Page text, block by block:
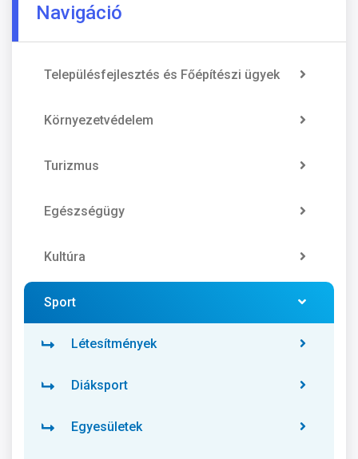
Navigáció
Településfejlesztés és Főépítészi ügyek
Környezetvédelem
Turizmus
Egészségügy
Kultúra
Sport
Létesítmények
Diáksport
Egyesületek